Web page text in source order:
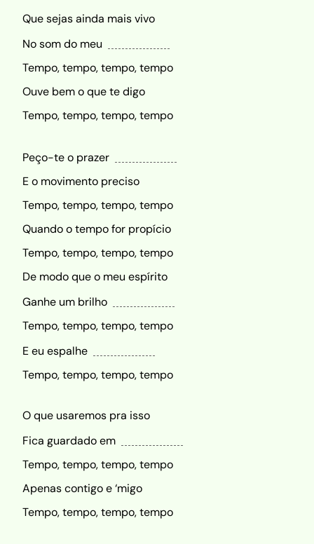
Que sejas ainda mais vivo
No som do meu
Tempo, tempo, tempo, tempo
Ouve bem o que te digo
Tempo, tempo, tempo, tempo
Peço-te o prazer
E o movimento preciso
Tempo, tempo, tempo, tempo
Quando o tempo for propício
Tempo, tempo, tempo, tempo
De modo que o meu espírito
Ganhe um brilho
Tempo, tempo, tempo, tempo
E eu espalhe
Tempo, tempo, tempo, tempo
O que usaremos pra isso
Fica guardado em
Tempo, tempo, tempo, tempo
Apenas contigo e ‘migo
Tempo, tempo, tempo, tempo